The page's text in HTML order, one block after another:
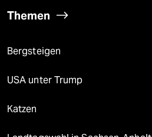
Themen
Bergsteigen
USA unter Trump
Katzen